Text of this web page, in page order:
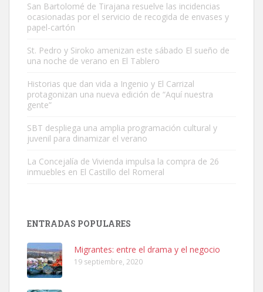
Este gato macho ha aparecido en la calle hace menos de un mes,
es muy manso y extremadamente cari...
Leales.org » Gran Canaria
Leales.org » Gran Canaria
San Bartolomé de Tirajana resuelve las incidencias
ocasionadas por el servicio de recogida de envases y
papel-cartón
St. Pedro y Siroko amenizan este sábado El sueño de
una noche de verano en El Tablero
Historias que dan vida a Ingenio y El Carrizal
protagonizan una nueva edición de “Aquí nuestra
gente”
SBT despliega una amplia programación cultural y
juvenil para dinamizar el verano
La Concejalía de Vivienda impulsa la compra de 26
inmuebles en El Castillo del Romeral
ENTRADAS POPULARES
Migrantes: entre el drama y el negocio
19 septiembre, 2020